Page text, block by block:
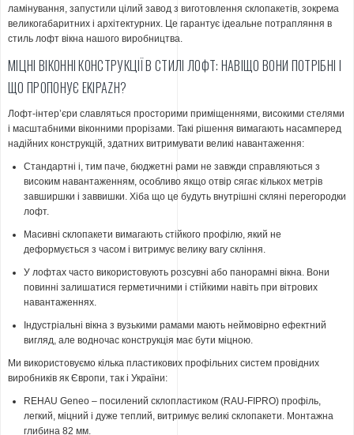
ламінування, запустили цілий завод з виготовлення склопакетів, зокрема
великогабаритних і архітектурних. Це гарантує ідеальне потрапляння в
стиль лофт вікна нашого виробництва.
МІЦНІ ВІКОННІ КОНСТРУКЦІЇ В СТИЛІ ЛОФТ: НАВІЩО ВОНИ ПОТРІБНІ І
ЩО ПРОПОНУЄ EKIPAZH?
Лофт-інтер’єри славляться просторими приміщеннями, високими стелями
і масштабними віконними прорізами. Такі рішення вимагають насамперед
надійних конструкцій, здатних витримувати великі навантаження:
Стандартні і, тим паче, бюджетні рами не завжди справляються з
високим навантаженням, особливо якщо отвір сягає кількох метрів
завширшки і заввишки. Хіба що це будуть внутрішні скляні перегородки
лофт.
Масивні склопакети вимагають стійкого профілю, який не
деформується з часом і витримує велику вагу скління.
У лофтах часто використовують розсувні або панорамні вікна. Вони
повинні залишатися герметичними і стійкими навіть при вітрових
навантаженнях.
Індустріальні вікна з вузькими рамами мають неймовірно ефектний
вигляд, але водночас конструкція має бути міцною.
Ми використовуємо кілька пластикових профільних систем провідних
виробників як Європи, так і України:
REHAU Geneo – посилений склопластиком (RAU-FIPRO) профіль,
легкий, міцний і дуже теплий, витримує великі склопакети. Монтажна
глибина 82 мм.